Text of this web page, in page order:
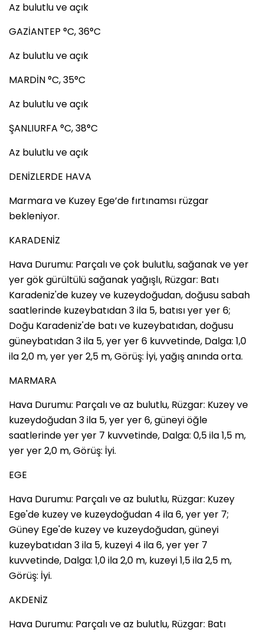
Az bulutlu ve açık
GAZİANTEP °C, 36°C
Az bulutlu ve açık
MARDİN °C, 35°C
Az bulutlu ve açık
ŞANLIURFA °C, 38°C
Az bulutlu ve açık
DENİZLERDE HAVA
Marmara ve Kuzey Ege’de fırtınamsı rüzgar
bekleniyor.
KARADENİZ
Hava Durumu: Parçalı ve çok bulutlu, sağanak ve yer
yer gök gürültülü sağanak yağışlı, Rüzgar: Batı
Karadeniz'de kuzey ve kuzeydoğudan, doğusu sabah
saatlerinde kuzeybatıdan 3 ila 5, batısı yer yer 6;
Doğu Karadeniz'de batı ve kuzeybatıdan, doğusu
güneybatıdan 3 ila 5, yer yer 6 kuvvetinde, Dalga: 1,0
ila 2,0 m, yer yer 2,5 m, Görüş: İyi, yağış anında orta.
MARMARA
Hava Durumu: Parçalı ve az bulutlu, Rüzgar: Kuzey ve
kuzeydoğudan 3 ila 5, yer yer 6, güneyi öğle
saatlerinde yer yer 7 kuvvetinde, Dalga: 0,5 ila 1,5 m,
yer yer 2,0 m, Görüş: İyi.
EGE
Hava Durumu: Parçalı ve az bulutlu, Rüzgar: Kuzey
Ege'de kuzey ve kuzeydoğudan 4 ila 6, yer yer 7;
Güney Ege'de kuzey ve kuzeydoğudan, güneyi
kuzeybatıdan 3 ila 5, kuzeyi 4 ila 6, yer yer 7
kuvvetinde, Dalga: 1,0 ila 2,0 m, kuzeyi 1,5 ila 2,5 m,
Görüş: İyi.
AKDENİZ
Hava Durumu: Parçalı ve az bulutlu, Rüzgar: Batı